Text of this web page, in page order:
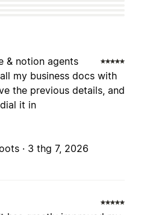
& notion agents
my business docs with
the previous details, and
it in
· 3 thg 7, 2026